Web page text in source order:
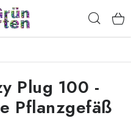
Plug 100 -
Pflanzgefäß